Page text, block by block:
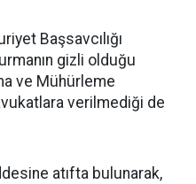
Başsavcılığı
gizli olduğu
ve Mühürleme
verilmediği de
atıfta bulunarak,